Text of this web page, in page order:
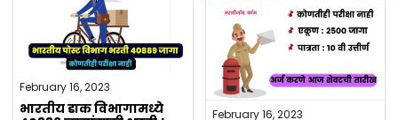
February 16, 2023
भारतीय डाक विभागामध्ये
February 16, 2023